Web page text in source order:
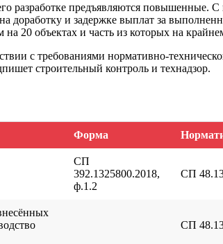
разработке предъявляются повышенные.
доработку и задержке выплат за
20 объектах и часть из которых на
с требованиями нормативно-
строительный контроль и технадзор.
Форма
СП
392.1325800.2018,
ф.1.2
СП
СП